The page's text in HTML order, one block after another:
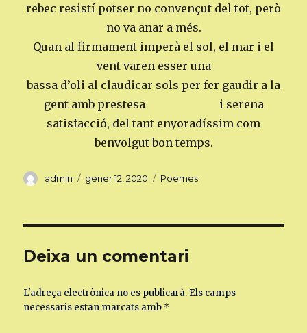
rebec resistí potser no convençut del tot, però
no va anar a més.
Quan al firmament imperà el sol, el mar i el
vent varen esser una
bassa d’oli al claudicar sols per fer gaudir a la
gent amb prestesa i serena
satisfacció, del tant enyoradíssim com
benvolgut bon temps.
Autor
admin
Publicat
gener 12, 2020 Categories
Poemes
Deixa un comentari
L'adreça electrònica no es publicarà. Els camps
necessaris estan marcats amb *